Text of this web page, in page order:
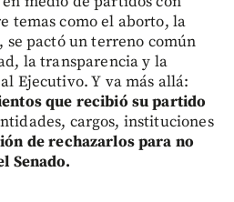
temas como el aborto, la
se pactó un terreno común
la transparencia y la
Ejecutivo. Y va más allá:
que recibió su partido
cargos, instituciones
de rechazarlos para no
Senado.